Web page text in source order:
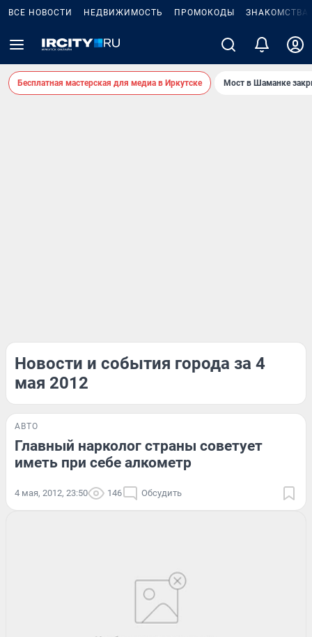
ВСЕ НОВОСТИ НЕДВИЖИМОСТЬ ПРОМОКОДЫ ЗНАКОМСТВА
Бесплатная мастерская для медиа в Иркутске Мост в Шаманке
Новости и события города за 4
мая 2012
АВТО
Главный нарколог страны советует
иметь при себе алкометр
4 мая, 2012, 23:50 146 Обсудить